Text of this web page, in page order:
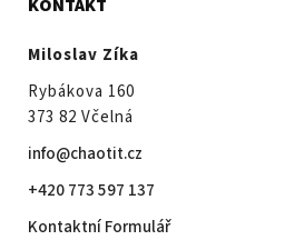
KONTAKT
Miloslav Zíka
Rybákova 160
373 82 Včelná
info@chaotit.cz
+420 773 597 137
Kontaktní Formulář